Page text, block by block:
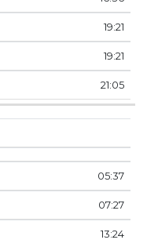
19:21
19:21
21:05
05:37
07:27
13:24